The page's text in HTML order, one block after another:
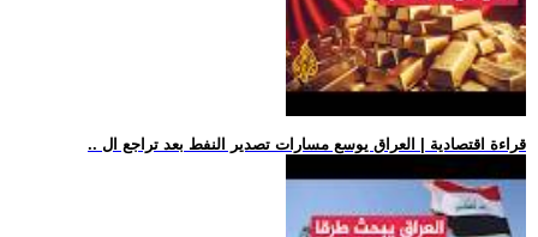
.. قراءة اقتصادية | العراق يوسع مسارات تصدير النفط بعد تراجع ال